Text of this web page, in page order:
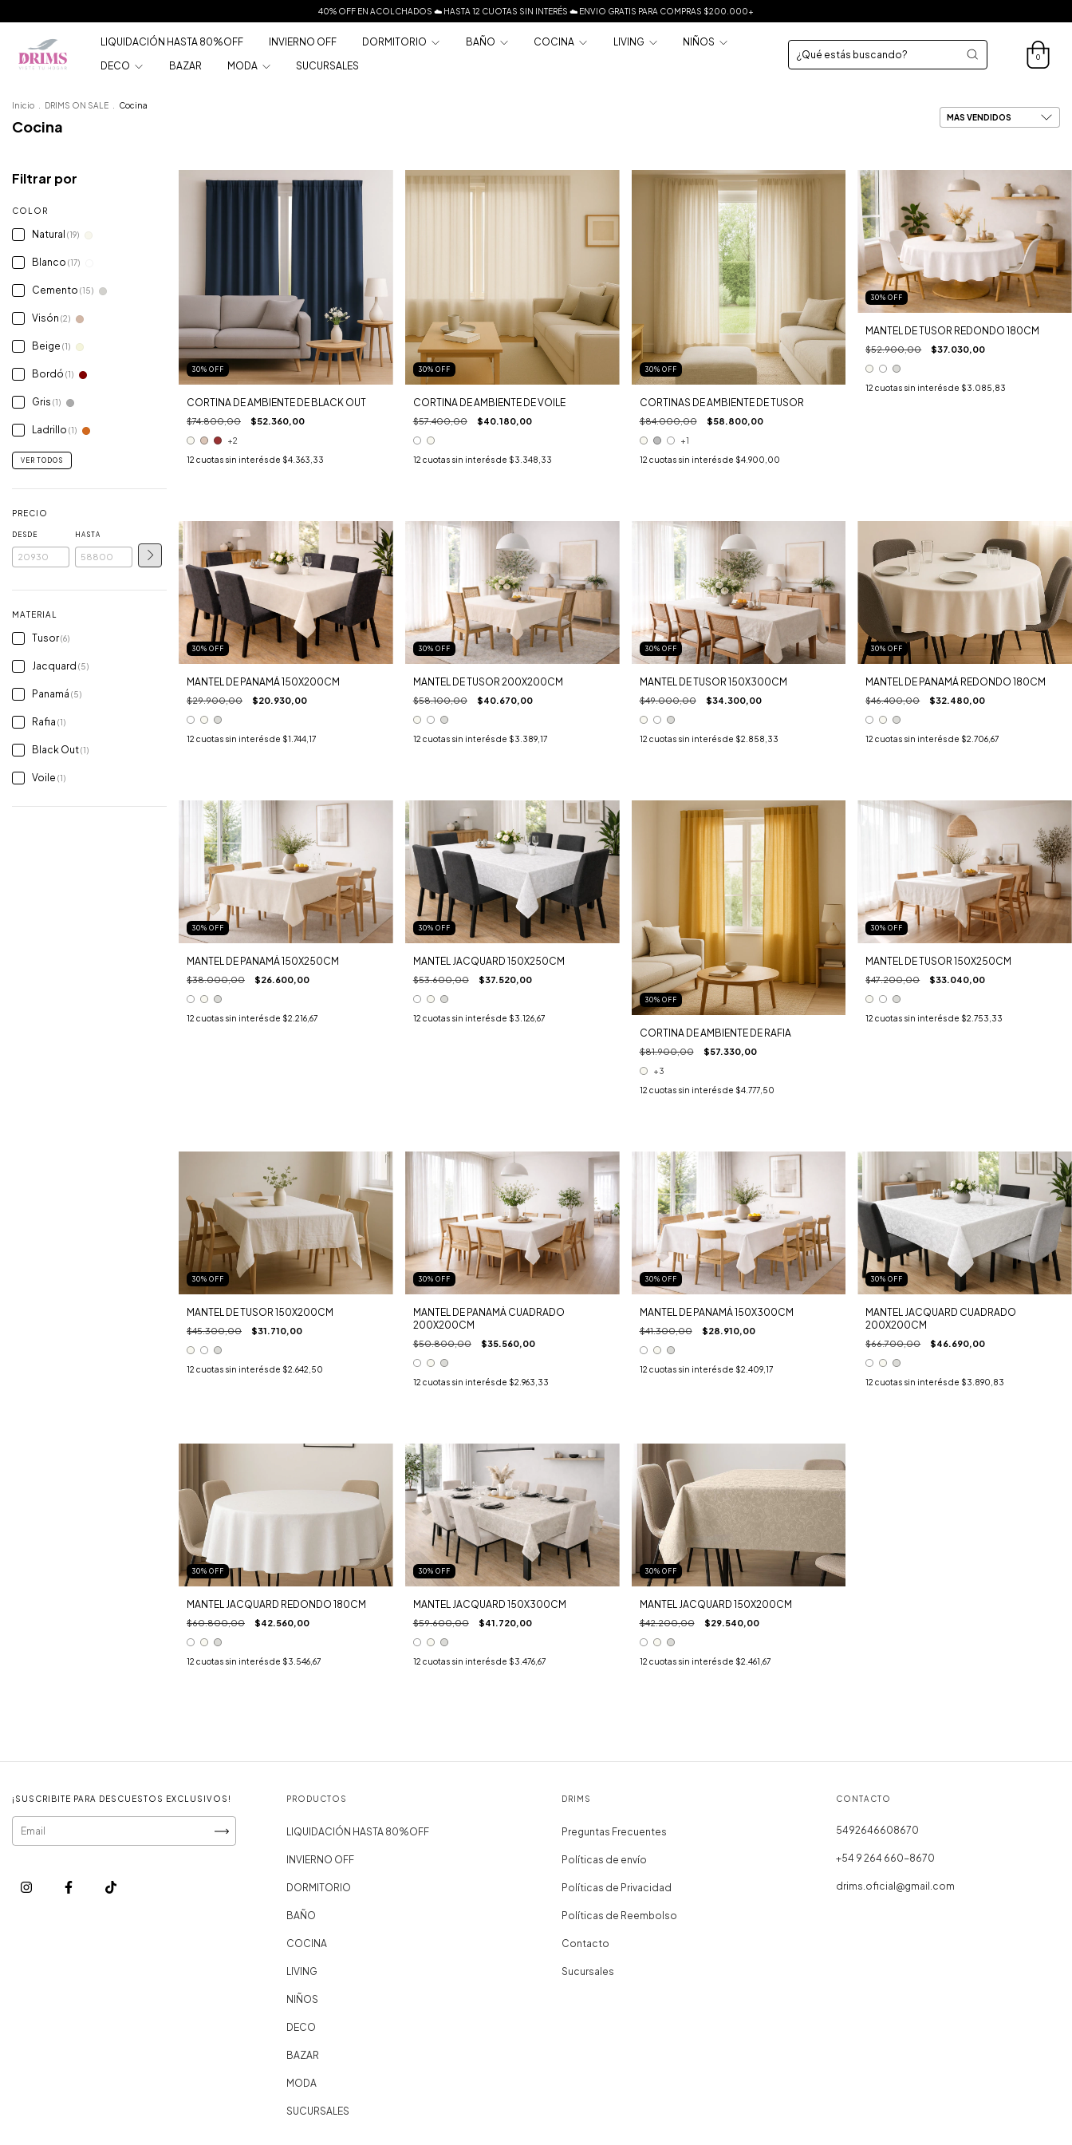
40% OFF EN ACOLCHADOS ☁️ HASTA 12 CUOTAS SIN INTERÉS ☁️ ENVIO GRATIS PARA COMPRAS $200.000+
LIQUIDACIÓN HASTA 80%OFF INVIERNO OFF DORMITORIO BAÑO COCINA LIVING
NIÑOS
DECO
BAZAR MODA SUCURSALES
0
Inicio DRIMS ON SALE Cocina
Cocina
Filtrar por
COLOR
Natural (19)
Blanco (17)
Cemento (15)
Visón (2)
Beige (1)
Bordó (1)
Gris (1)
Ladrillo (1)
VER TODOS
PRECIO
DESDE HASTA
MATERIAL
Tusor(6)
Jacquard (5)
Panamá (5)
Rafia (1)
Black Out(1)
Voile (1)
30% OFF
CORTINA DE AMBIENTE DE BLACK OUT
$74.800,00 $52.360,00
+2
12 cuotas sin interés de $4.363,33
30% OFF
CORTINA DE AMBIENTE DE VOILE
$57.400,00 $40.180,00
12 cuotas sin interés de $3.348,33
30% OFF
CORTINAS DE AMBIENTE DE TUSOR
$84.000,00 $58.800,00
+1
12 cuotas sin interés de $4.900,00
30%OFF
MANTEL DE TUSOR REDONDO 180CM
$52.900,00 $37.030,00
12 cuotas sin interés de $3.085,83
30% OFF
MANTEL DE PANAMÁ 150X200CM
$29.900,00 $20.930,00
12 cuotas sin interés de $1.744,17
30% OFF
MANTEL DE TUSOR 200X200CM
$58.100,00 $40.670,00
12 cuotas sin interés de $3.389,17
30% OFF
MANTEL DE TUSOR 150X300CM
$49.000,00 $34.300,00
12 cuotas sin interés de $2.858,33
30%OFF
MANTEL DE PANAMÁ REDONDO 180CM
$46.400,00 $32.480,00
12 cuotas sin interés de $2.706,67
30% OFF
MANTEL DE PANAMÁ 150X250CM
$38.000,00 $26.600,00
12 cuotas sin interés de $2.216,67
30% OFF
MANTEL JACQUARD 150X250CM
$53.600,00 $37.520,00
12 cuotas sin interés de $3.126,67
30% OFF
CORTINA DE AMBIENTE DE RAFIA
$81.900,00 $57.330,00
+3
12 cuotas sin interés de $4.777,50
30%OFF
MANTEL DE TUSOR 150X250CM
$47.200,00 $33.040,00
12 cuotas sin interés de $2.753,33
30% OFF
MANTEL DE TUSOR 150X200CM
$45.300,00 $31.710,00
12 cuotas sin interés de $2.642,50
30% OFF
MANTEL DE PANAMÁ CUADRADO
200X200CM
$50.800,00 $35.560,00
12 cuotas sin interés de $2.963,33
30% OFF
MANTEL DE PANAMÁ 150X300CM
$41.300,00 $28.910,00
12 cuotas sin interés de $2.409,17
30%OFF
MANTEL JACQUARD CUADRADO
200X200CM
$66.700,00 $46.690,00
12 cuotas sin interés de $3.890,83
30% OFF
MANTEL JACQUARD REDONDO 180CM
$60.800,00 $42.560,00
12 cuotas sin interés de $3.546,67
30% OFF
MANTEL JACQUARD 150X300CM
$59.600,00 $41.720,00
12 cuotas sin interés de $3.476,67
30% OFF
MANTEL JACQUARD 150X200CM
$42.200,00 $29.540,00
12 cuotas sin interés de $2.461,67
¡SUSCRIBITE PARA DESCUESTOS EXCLUSIVOS! PRODUCTOS
LIQUIDACIÓN HASTA 80%OFF
INVIERNO OFF
DORMITORIO
BAÑO
COCINA
LIVING
NIÑOS
DECO
BAZAR
MODA
SUCURSALES
DRIMS
Preguntas Frecuentes
Políticas de envío
Políticas de Privacidad
Políticas de Reembolso
Contacto
Sucursales
CONTACTO
5492646608670
+54 9 264 660-8670
drims.oficial@gmail.com